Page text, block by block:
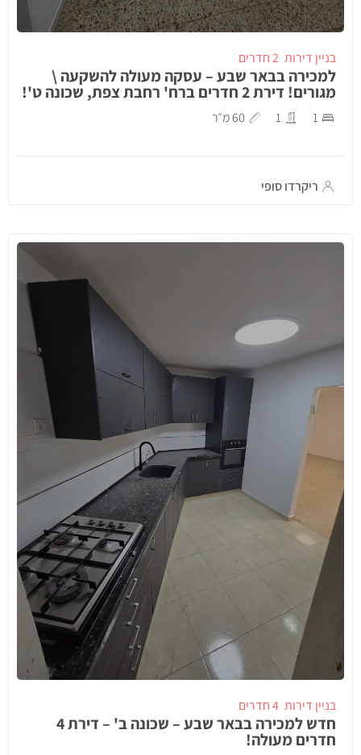
בניין דירות 2 חדרים
למכירה בבאר שבע – עסקה מעולה להשקעה \
מגורים! דירת 2 חדרים ברח' רחבת צפת, שכונה ט'!
1
1 60 מ״ר
ריקרדו סופי
בניין דירות 4 חדרים
חדש למכירה בבאר שבע – שכונה ב' – דירת 4
חדרים מעולה!